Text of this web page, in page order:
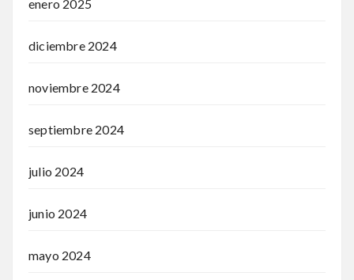
enero 2025
diciembre 2024
noviembre 2024
septiembre 2024
julio 2024
junio 2024
mayo 2024